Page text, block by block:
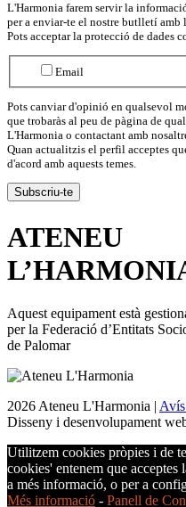
L'Harmonia farem servir la
per a enviar-te el nostre butlletí
Pots acceptar la protecció de dades
Email
Pots canviar d'opinió en qualsevol
que trobaràs al peu de pàgina de
L'Harmonia o contactant amb
Quan actualitzis el perfil acceptes
d'acord amb aquests temes.
ATENEU
L’
Aquest equipament està
per la Federació d’Entitats
de Palomar
2026 Ateneu L'Harmonia |
Disseny i desenvolupament
Utilitzem cookies pròpies i de
cookies' entenem que acceptes
a més informació, o per a
Més informació - Panell de